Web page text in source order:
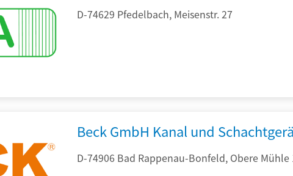
D-74629 Pfedelbach, Meisenstr. 27
Beck GmbH Kanal und
D-74906 Bad Rappenau-Bonfeld, Obere Mühle